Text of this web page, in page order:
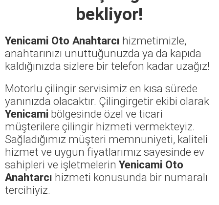
bekliyor!
Yenicami Oto Anahtarcı hizmetimizle,
anahtarınızı unuttuğunuzda ya da kapıda
kaldığınızda sizlere bir telefon kadar uzağız!
Motorlu çilingir servisimiz en kısa sürede
yanınızda olacaktır. Çilingirgetir ekibi olarak
Yenicami bölgesinde özel ve ticari
müşterilere çilingir hizmeti vermekteyiz.
Sağladığımız müşteri memnuniyeti, kaliteli
hizmet ve uygun fiyatlarımız sayesinde ev
sahipleri ve işletmelerin Yenicami Oto
Anahtarcı hizmeti konusunda bir numaralı
tercihiyiz.